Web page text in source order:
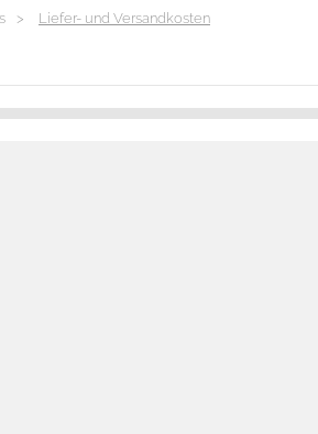
> Liefer- und Versandkosten